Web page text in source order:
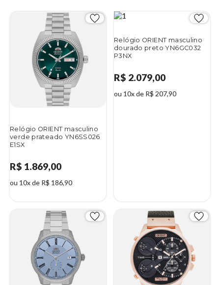
Relógio ORIENT masculino
verde prateado YN6SS026
E1SX
R$ 1.869,00
ou 10x de R$ 186,90
Relógio ORIENT masculino
dourado preto YN6GC032
P3NX
R$ 2.079,00
ou 10x de R$ 207,90